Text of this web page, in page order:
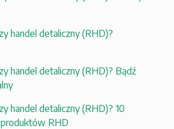
handel detaliczny (RHD)?
handel detaliczny (RHD)? Bądź
handel detaliczny (RHD)? 10
produktów RHD